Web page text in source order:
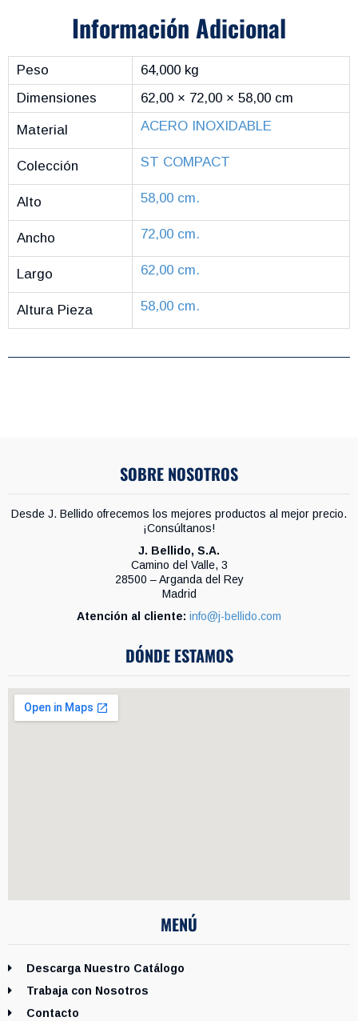
Información Adicional
Peso
64,000 kg
Dimensiones
62,00 × 72,00 × 58,00 cm
Material ACERO INOXIDABLE
Colección ST COMPACT
Alto 58,00 cm.
Ancho 72,00 cm.
Largo 62,00 cm.
Altura Pieza 58,00 cm.
SOBRE NOSOTROS
Desde J. Bellido ofrecemos los mejores productos al mejor precio.
¡Consúltanos!
J. Bellido, S.A.
Camino del Valle, 3
28500 – Arganda del Rey
Madrid
Atención al cliente: info@j-bellido.com
DÓNDE ESTAMOS
MENÚ
Descarga Nuestro Catálogo
Trabaja con Nosotros
Contacto